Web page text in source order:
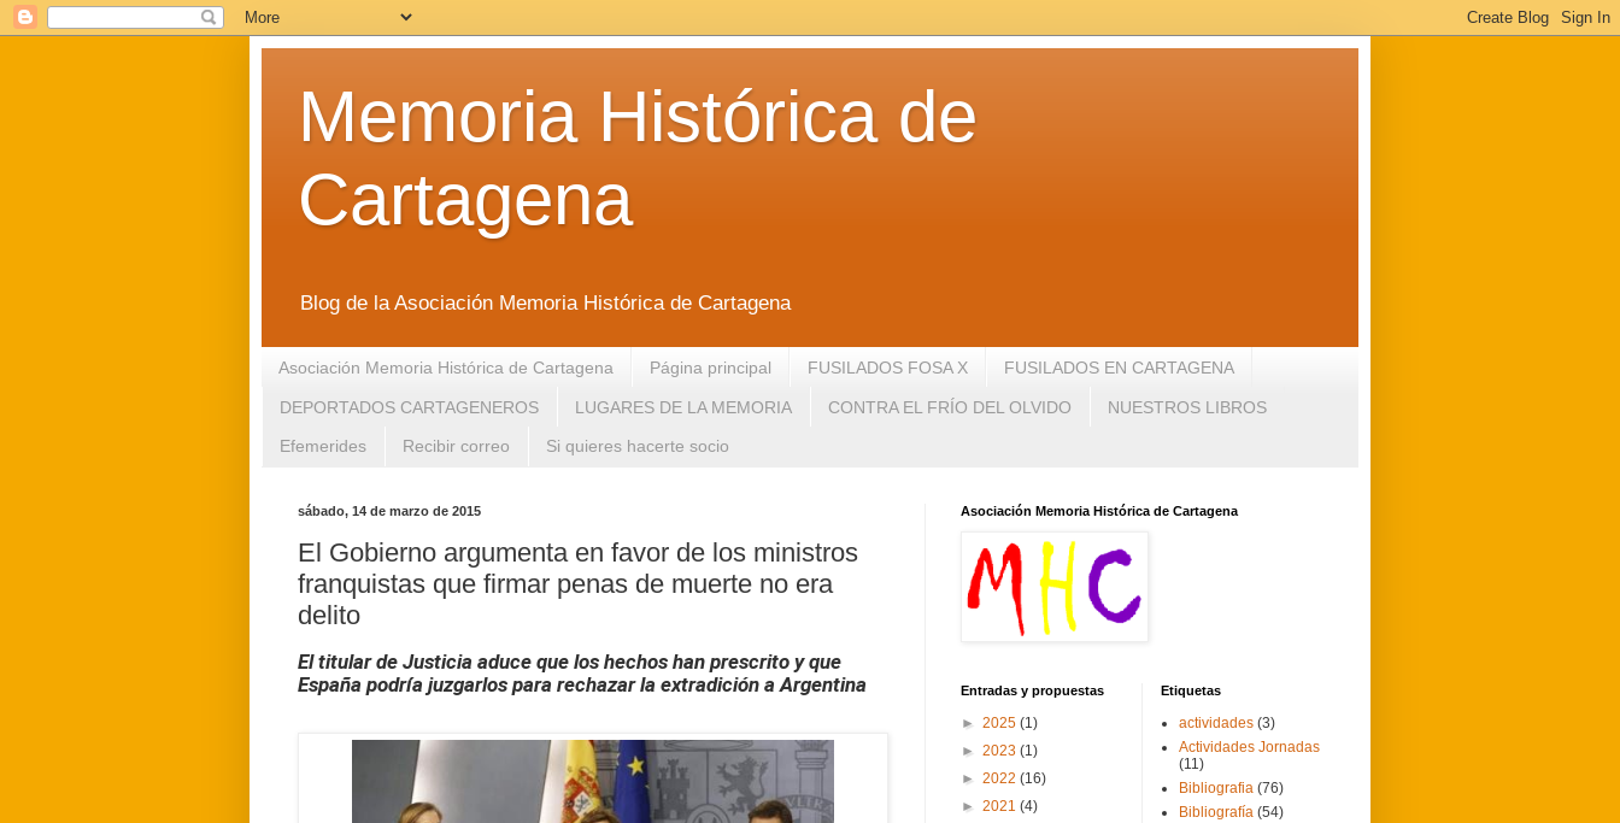
Memoria Histórica de
Cartagena
Blog de la Asociación Memoria Histórica de Cartagena
Asociación Memoria Histórica de Cartagena Página principal FUSILADOS FOSA X FUSILADOS EN CARTAGENA
DEPORTADOS CARTAGENEROS LUGARES DE LA MEMORIA CONTRA EL FRÍO DEL OLVIDO NUESTROS LIBROS
Efemerides Recibir correo Si quieres hacerte socio
sábado, 14 de marzo de 2015
El Gobierno argumenta en favor de los ministros
franquistas que firmar penas de muerte no era
delito
El titular de Justicia aduce que los hechos han prescrito y que
España podría juzgarlos para rechazar la extradición a Argentina
Asociación Memoria Histórica de Cartagena
Entradas y propuestas
► 2025 (1)
► 2023 (1)
► 2022 (16)
► 2021 (4)
Etiquetas
actividades (3)
Actividades Jornadas
(11)
Bibliografia (76)
Bibliografía (54)